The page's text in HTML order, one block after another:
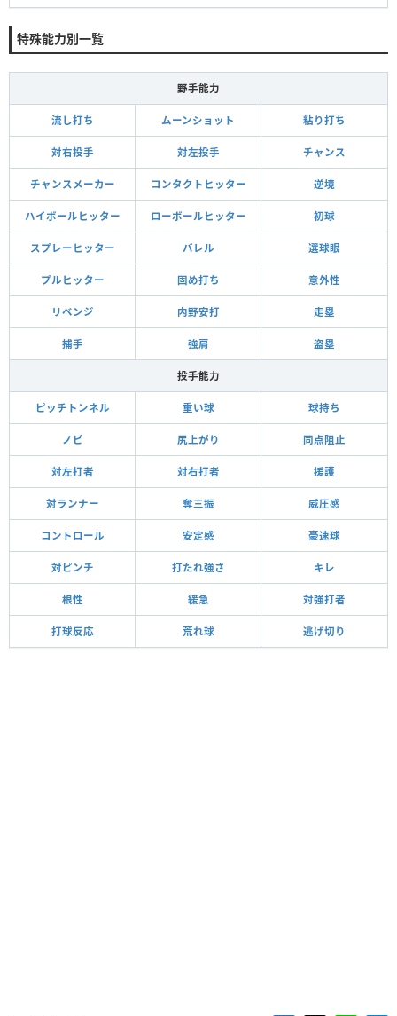
特殊能力別一覧
野手能力
流し打ち ムーンショット 粘り打ち
対右投手 対左投手 チャンス
チャンスメーカー コンタクトヒッター 逆境
ハイボールヒッター ローボールヒッター 初球
スプレーヒッター バレル 選球眼
プルヒッター 固め打ち 意外性
リベンジ 内野安打 走塁
捕手 強肩 盗塁
投手能力
ピッチトンネル 重い球 球持ち
ノビ 尻上がり 同点阻止
対左打者 対右打者 援護
対ランナー 奪三振 威圧感
コントロール 安定感 豪速球
対ピンチ 打たれ強さ キレ
根性 緩急 対強打者
打球反応 荒れ球 逃げ切り